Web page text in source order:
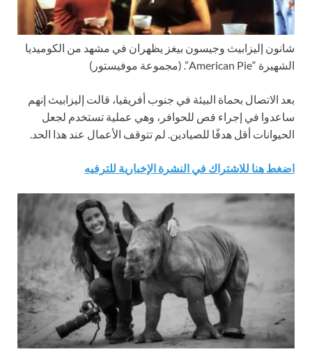
شانون إليزابيث وجيسون بيغز يظهران في مشهد من الكوميديا
الشهيرة “American Pie”.
(مجموعة موفيستور)
بعد الاتصال بحماة البيئة في جنوب أفريقيا، قالت إليزابيث إنهم
ساعدوا في إجراء قص للحوافر، وهي عملية تستخدم لجعل
الحيوانات أقل هدفًا للصيادين. لم تتوقف الأعمال عند هذا الحد.
اضغط هنا للاشتراك في النشرة الإخبارية للترفيه